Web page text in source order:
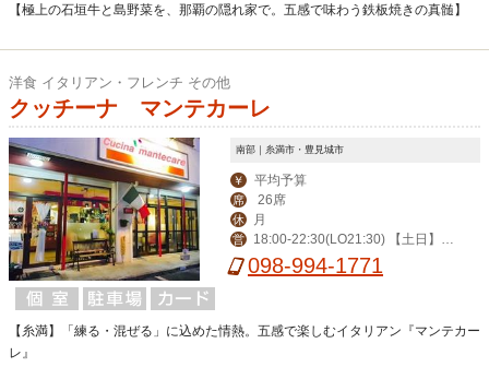
【極上の石垣牛と島野菜を、那覇の隠れ家で。五感で味わう鉄板焼きの真髄】
洋食 イタリアン・フレンチ その他
クッチーナ マンテカーレ
南部｜糸満市・豊見城市
￥ 平均予算
席 26席
休 月
営
18:00-22:30(LO21:30) 【土日】 1
2:00-15:00(LO14:00) 18:00-22:30(LO
098-994-1771
【糸満】「練る・混ぜる」に込めた情熱。五感で楽しむイタリアン『マンテカー
レ』